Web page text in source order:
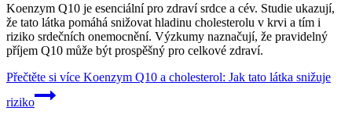
Koenzym Q10 je esenciální pro zdraví srdce a cév. Studie ukazují,
že tato látka pomáhá snižovat hladinu cholesterolu v krvi a tím i
riziko srdečních onemocnění. Výzkumy naznačují, že pravidelný
příjem Q10 může být prospěšný pro celkové zdraví.
Přečtěte si více Koenzym Q10 a cholesterol: Jak tato látka snižuje
riziko